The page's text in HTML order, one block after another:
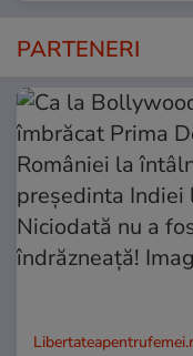
PARTENERI